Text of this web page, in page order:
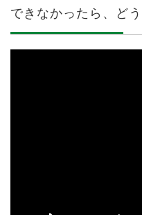
できなかったら、ど